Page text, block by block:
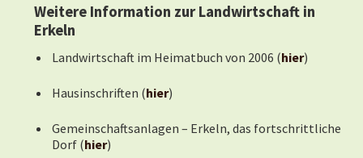
Weitere Information zur Landwirtschaft in
Erkeln
Landwirtschaft im Heimatbuch von 2006 (hier)
Hausinschriften (hier)
Gemeinschaftsanlagen – Erkeln, das fortschrittliche
Dorf (hier)